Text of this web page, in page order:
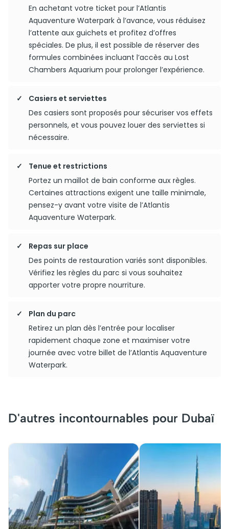
En achetant votre ticket pour l’Atlantis
Aquaventure Waterpark à l’avance, vous réduisez
l’attente aux guichets et profitez d’offres
spéciales. De plus, il est possible de réserver des
formules combinées incluant l’accès au Lost
Chambers Aquarium pour prolonger l’expérience.
Casiers et serviettes
Des casiers sont proposés pour sécuriser vos effets
personnels, et vous pouvez louer des serviettes si
nécessaire.
Tenue et restrictions
Portez un maillot de bain conforme aux règles.
Certaines attractions exigent une taille minimale,
pensez-y avant votre visite de l’Atlantis
Aquaventure Waterpark.
Repas sur place
Des points de restauration variés sont disponibles.
Vérifiez les règles du parc si vous souhaitez
apporter votre propre nourriture.
Plan du parc
Retirez un plan dès l’entrée pour localiser
rapidement chaque zone et maximiser votre
journée avec votre billet de l’Atlantis Aquaventure
Waterpark.
D'autres incontournables pour Dubaï